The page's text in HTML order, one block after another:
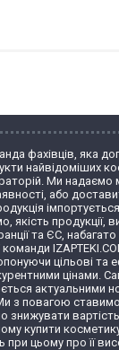
фахівців, яка
найвідоміших
Ми надаємо
або
якість продукції,
та ЄС, набагато
команди
цільові та
цінами.
актуальними
з повагою
знижувати
купити
цьому про її